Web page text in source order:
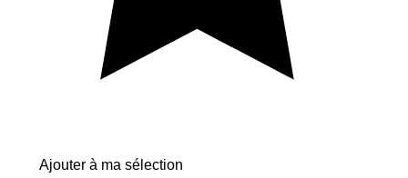
Ajouter à ma sélection